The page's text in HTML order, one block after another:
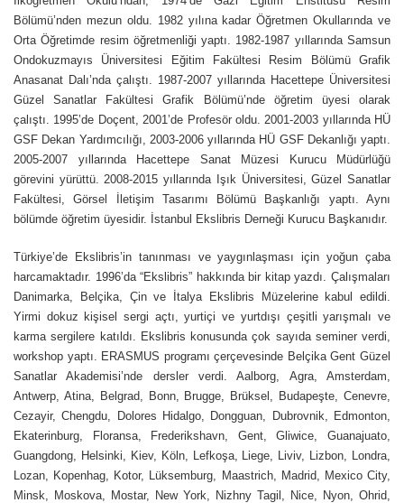
Bölümü’nden mezun oldu. 1982 yılına kadar Öğretmen Okullarında ve
Orta Öğretimde resim öğretmenliği yaptı. 1982-1987 yıllarında Samsun
Ondokuzmayıs Üniversitesi Eğitim Fakültesi Resim Bölümü Grafik
Anasanat Dalı’nda çalıştı. 1987-2007 yıllarında Hacettepe Üniversitesi
Güzel Sanatlar Fakültesi Grafik Bölümü’nde öğretim üyesi olarak
çalıştı. 1995’de Doçent, 2001’de Profesör oldu. 2001-2003 yıllarında HÜ
GSF Dekan Yardımcılığı, 2003-2006 yıllarında HÜ GSF Dekanlığı yaptı.
2005-2007 yıllarında Hacettepe Sanat Müzesi Kurucu Müdürlüğü
görevini yürüttü. 2008-2015 yıllarında Işık Üniversitesi, Güzel Sanatlar
Fakültesi, Görsel İletişim Tasarımı Bölümü Başkanlığı yaptı. Aynı
bölümde öğretim üyesidir. İstanbul Ekslibris Derneği Kurucu Başkanıdır.
Türkiye’de Ekslibris’in tanınması ve yaygınlaşması için yoğun çaba
harcamaktadır. 1996’da “Ekslibris” hakkında bir kitap yazdı. Çalışmaları
Danimarka, Belçika, Çin ve İtalya Ekslibris Müzelerine kabul edildi.
Yirmi dokuz kişisel sergi açtı, yurtiçi ve yurtdışı çeşitli yarışmalı ve
karma sergilere katıldı. Ekslibris konusunda çok sayıda seminer verdi,
workshop yaptı. ERASMUS programı çerçevesinde Belçika Gent Güzel
Sanatlar Akademisi’nde dersler verdi. Aalborg, Agra, Amsterdam,
Antwerp, Atina, Belgrad, Bonn, Brugge, Brüksel, Budapeşte, Cenevre,
Cezayir, Chengdu, Dolores Hidalgo, Dongguan, Dubrovnik, Edmonton,
Ekaterinburg, Floransa, Frederikshavn, Gent, Gliwice, Guanajuato,
Guangdong, Helsinki, Kiev, Köln, Lefkoşa, Liege, Liviv, Lizbon, Londra,
Lozan, Kopenhag, Kotor, Lüksemburg, Maastrich, Madrid, Mexico City,
Minsk, Moskova, Mostar, New York, Nizhny Tagil, Nice, Nyon, Ohrid,